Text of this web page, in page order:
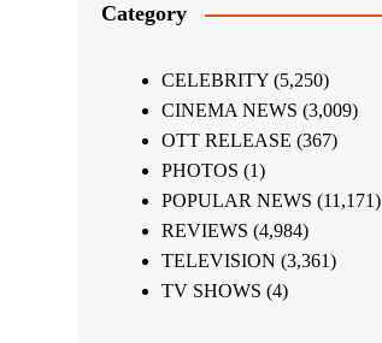
Category
CELEBRITY(5,250)
CINEMA NEWS (3,009)
OTT RELEASE (367)
PHOTOS (1)
POPULAR NEWS (11,171)
REVIEWS (4,984)
TELEVISION (3,361)
TV SHOWS (4)